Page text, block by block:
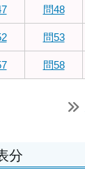
問48
問53
問58
分